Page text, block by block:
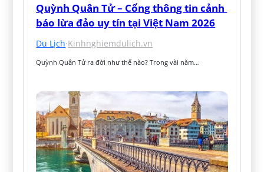
Quỳnh Quân Tử – Cổng thông tin cảnh
báo lừa đảo uy tín tại Việt Nam 2026
Du Lịch·Kinhnghiemdulich.vn
Quỳnh Quân Tử ra đời như thế nào? Trong vài năm…